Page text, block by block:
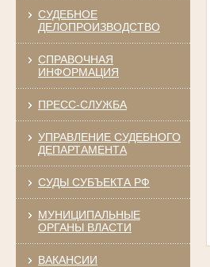
СУДЕБНОЕ
ДЕЛОПРОИЗВОДСТВО
СПРАВОЧНАЯ
ИНФОРМАЦИЯ
ПРЕСС-СЛУЖБА
УПРАВЛЕНИЕ СУДЕБНОГО
ДЕПАРТАМЕНТА
СУДЫ СУБЪЕКТА РФ
МУНИЦИПАЛЬНЫЕ
ОРГАНЫ ВЛАСТИ
ВАКАНСИИ